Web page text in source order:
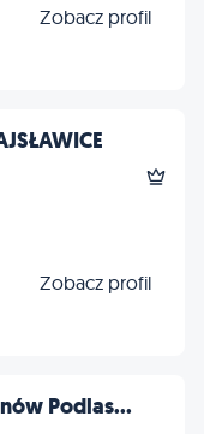
Zobacz profil
Zobacz profil
Podlas...